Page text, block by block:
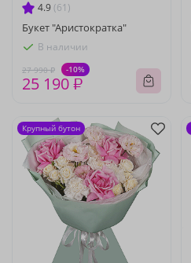
4.9 (61)
Букет "Аристократка"
В наличии
27 990 ₽ -10%
25 190 ₽
Крупный бутон